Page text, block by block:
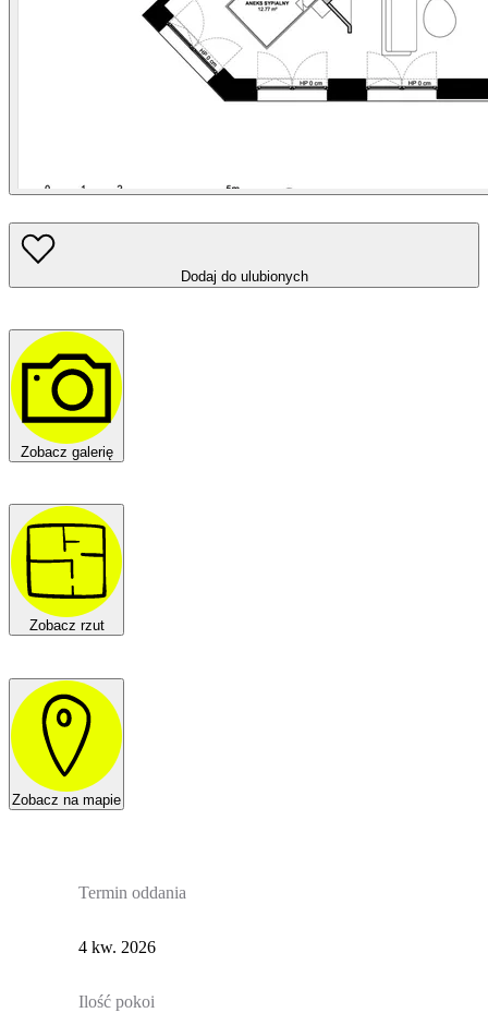
Dodaj do ulubionych
Zobacz galerię
Zobacz rzut
Zobacz na mapie
Termin oddania
4 kw. 2026
Ilość pokoi